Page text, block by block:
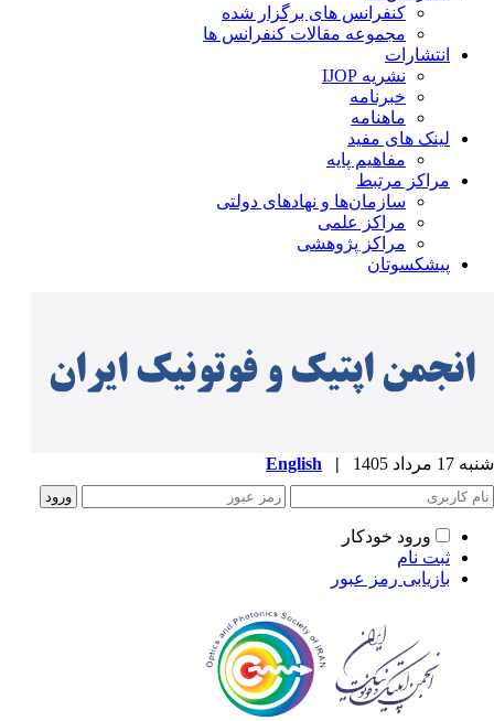
کنفرانس های برگزار شده
مجموعه مقالات کنفرانس ها
انتشارات
نشریه IJOP
خبرنامه
ماهنامه
لینک های مفید
مفاهیم پایه
مراکز مرتبط
سازمان‌ها و نهادهای دولتی
مراکز علمی
مراکز پژوهشی
پیشکسوتان
مرداد 1405 |
English
ورود خودکار
ثبت نام
بازیابی رمز عبور